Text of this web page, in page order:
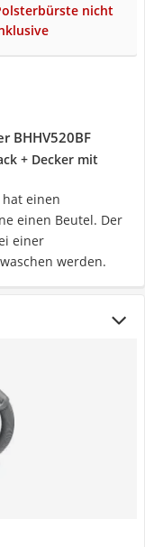
nicht
BHHV520BF
+ Decker mit
hat einen
einen Beutel. Der
einer
werden.